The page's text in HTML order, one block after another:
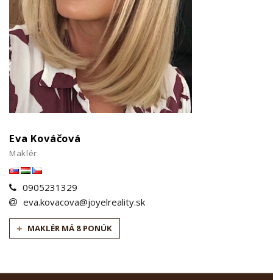
Eva Kováčová
Maklér
0905231329
eva.kovacova@joyelreality.sk
MAKLÉR MÁ 8 PONÚK